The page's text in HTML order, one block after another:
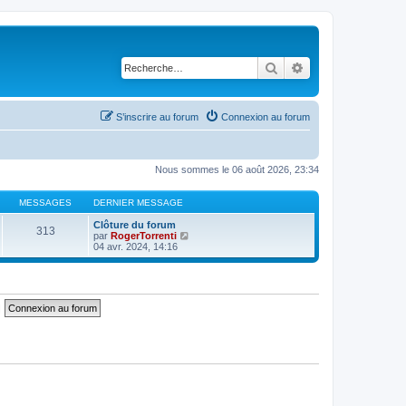
Rechercher
Connexion au forum
S’inscrire au forum
Nous sommes le 06 août 2026, 23:34
MESSAGES DERNIER MESSAGE
313
Clôture du forum
par RogerTorrenti
i
r
04 avr. 2024, 14:16